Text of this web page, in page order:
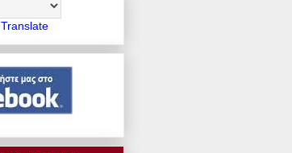
Translate